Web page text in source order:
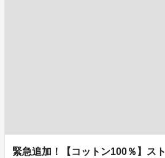
緊急追加！【コットン100％】ス